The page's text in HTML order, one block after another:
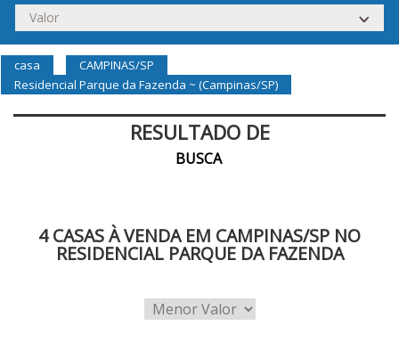
casa
CAMPINAS/SP
Residencial Parque da Fazenda ~ (Campinas/SP)
RESULTADO DE
BUSCA
4 CASAS À VENDA EM CAMPINAS/SP NO
RESIDENCIAL PARQUE DA FAZENDA